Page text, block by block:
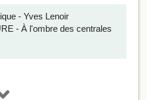
- Yves Lenoir
- À l'ombre des centrales